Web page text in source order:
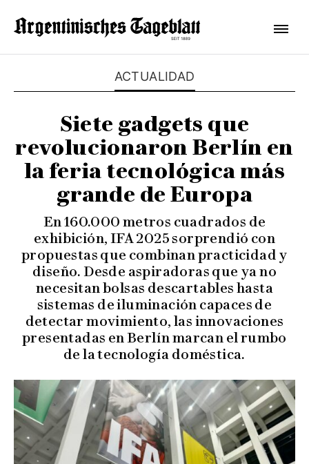
ACTUALIDAD
Siete gadgets que
revolucionaron Berlín en
la feria tecnológica más
grande de Europa
En 160.000 metros cuadrados de
exhibición, IFA 2025 sorprendió con
propuestas que combinan practicidad y
diseño. Desde aspiradoras que ya no
necesitan bolsas descartables hasta
sistemas de iluminación capaces de
detectar movimiento, las innovaciones
presentadas en Berlín marcan el rumbo
de la tecnología doméstica.